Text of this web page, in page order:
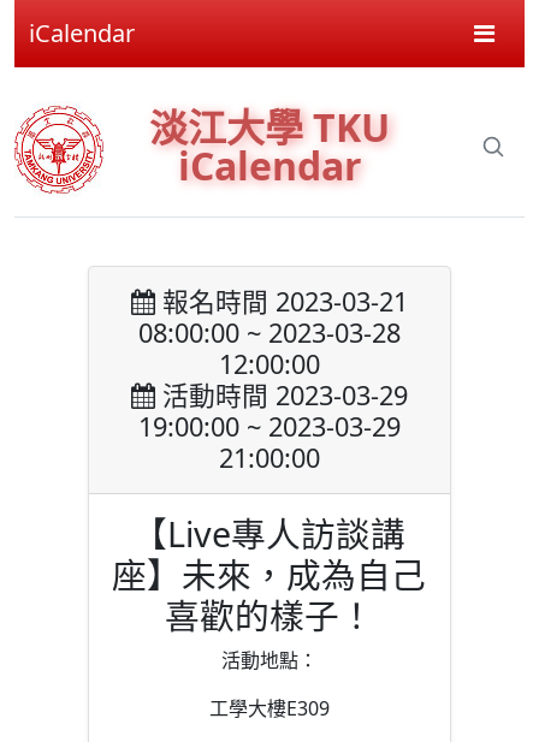
iCalendar
淡江大學 TKU
iCalendar
報名時間 2023-03-21
08:00:00 ~ 2023-03-28
12:00:00
活動時間 2023-03-29
19:00:00 ~ 2023-03-29
21:00:00
【Live專人訪談講
座】未來，成為自己
喜歡的樣子！
活動地點：
工學大樓E309